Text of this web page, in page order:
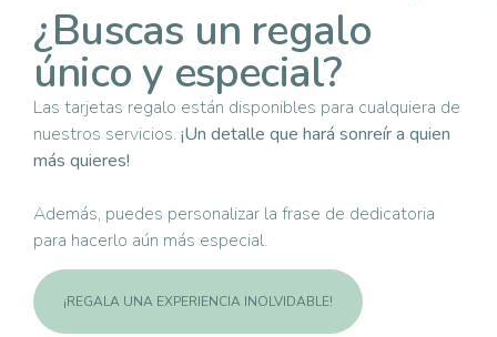
¿Buscas un regalo
único y especial?
Las tarjetas regalo están disponibles para cualquiera de
nuestros servicios. ¡Un detalle que hará sonreír a quien
más quieres!
Además, puedes personalizar la frase de dedicatoria
para hacerlo aún más especial.
¡REGALA UNA EXPERIENCIA INOLVIDABLE!